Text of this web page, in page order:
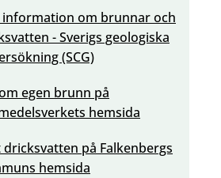
information om brunnar och
- Sverigs geologiska
(SCG)
egen brunn på
hemsida
dricksvatten på Falkenbergs
hemsida